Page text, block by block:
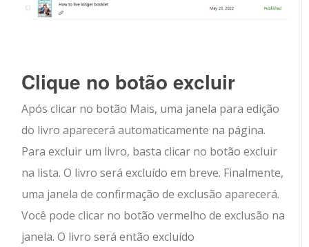
Clique no botão excluir
Após clicar no botão Mais, uma janela para edição
do livro aparecerá automaticamente na página.
Para excluir um livro, basta clicar no botão excluir
na lista. O livro será excluído em breve. Finalmente,
uma janela de confirmação de exclusão aparecerá.
Você pode clicar no botão vermelho de exclusão na
janela. O livro será então excluído